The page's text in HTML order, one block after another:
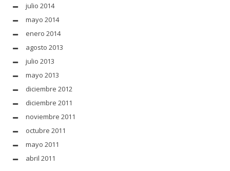
julio 2014
mayo 2014
enero 2014
agosto 2013
julio 2013
mayo 2013
diciembre 2012
diciembre 2011
noviembre 2011
octubre 2011
mayo 2011
abril 2011